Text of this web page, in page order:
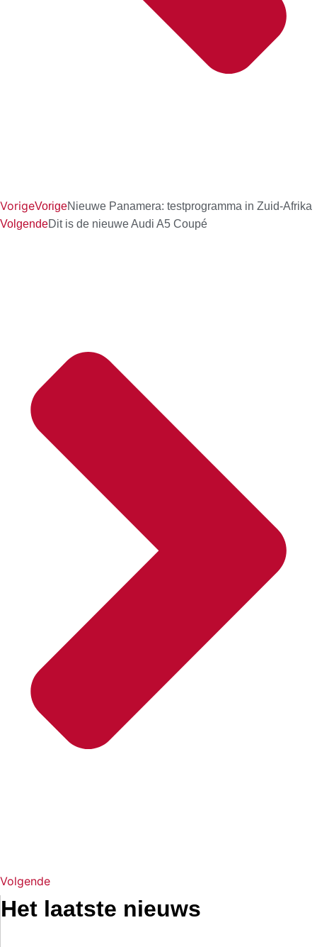
VorigeVorigeNieuwe Panamera: testprogramma in Zuid-Afrika
VolgendeDit is de nieuwe Audi A5 Coupé
Volgende
Het laatste nieuws